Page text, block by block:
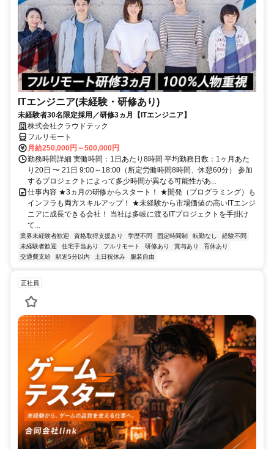
ITエンジニア(未経験・研修あり)
未経験者30名限定採用／研修3ヵ月【ITエンジニア】
株式会社クラウドテック
フルリモート
月給250,000円～500,000円
勤務時間詳細 実働時間：1日あたり8時間 平均勤務日数：1ヶ月あた
り20日 〜 21日 9:00～18:00（所定労働時間8時間、休憩60分） 参加
するプロジェクトによって多少時間が異なる可能性があ...
仕事内容 ★3ヵ月の研修からスタート！ ★開発（プログラミング）も
インフラも両方スキルアップ！ ★未経験から市場価値の高いITエンジ
ニアに成長できる会社！ 当社は多岐に渡るITプロジェクトを手掛け
て...
業界未経験者歓迎 資格取得支援あり 学歴不問 固定時間制 転勤なし
経験不問
未経験者歓迎
住宅手当あり フルリモート 研修あり 賞与あり
育休あり
交通費支給
駅近5分以内 土日祝休み 服装自由
正社員